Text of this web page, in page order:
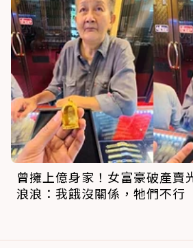
曾擁上億身家！女富豪破產賣
浪浪：我餓沒關係，牠們不行